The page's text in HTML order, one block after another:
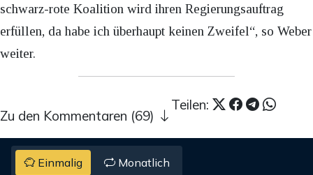
schwarz-rote Koalition wird ihren Regierungsauftrag
erfüllen, da habe ich überhaupt keinen Zweifel“, so Weber
weiter.
Teilen:
Zu den Kommentaren (69)
Einmalig Monatlich